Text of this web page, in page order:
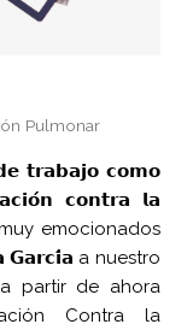
Pulmonar
𝘁𝗿𝗮𝗯𝗮𝗷𝗼 𝗰𝗼𝗺𝗼
𝗰𝗼𝗻𝘁𝗿𝗮 𝗹𝗮
emocionados
a nuestro
partir de ahora
Contra la